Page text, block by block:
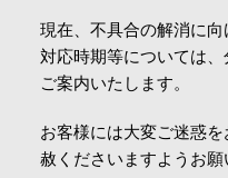
現在、不具合の解消に向
対応時期等については
ご案内いたします。
お客様には大変ご迷惑
赦くださいますようお願